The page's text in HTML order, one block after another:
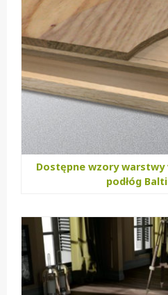
Dostępne wzory
podłóg